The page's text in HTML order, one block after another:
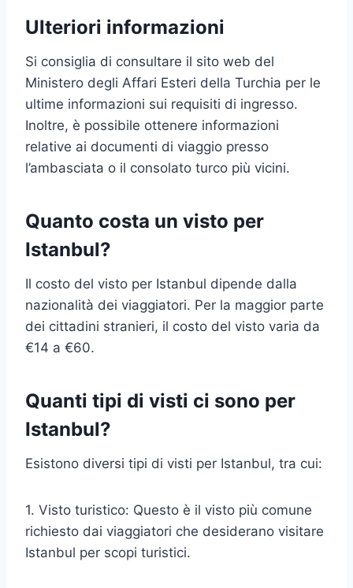
Ulteriori informazioni
Si consiglia di consultare il sito web del
Ministero degli Affari Esteri della Turchia per le
ultime informazioni sui requisiti di ingresso.
Inoltre, è possibile ottenere informazioni
relative ai documenti di viaggio presso
l’ambasciata o il consolato turco più vicini.
Quanto costa un visto per
Istanbul?
Il costo del visto per Istanbul dipende dalla
nazionalità dei viaggiatori. Per la maggior parte
dei cittadini stranieri, il costo del visto varia da
€14 a €60.
Quanti tipi di visti ci sono per
Istanbul?
Esistono diversi tipi di visti per Istanbul, tra cui:
1. Visto turistico: Questo è il visto più comune
richiesto dai viaggiatori che desiderano visitare
Istanbul per scopi turistici.